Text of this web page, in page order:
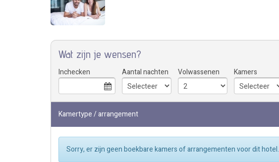
Wat zijn je wensen?
Inchecken Aantal nachten Volwassenen
Kamers
Kamertype / arrangement
Sorry, er zijn geen boekbare kamers of arrangementen voor dit hotel.